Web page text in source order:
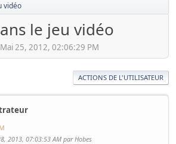
vidéo
le jeu vidéo
25, 2012, 02:06:29 PM
ACTIONS DE L'UTILISATEUR
2013, 07:03:53 AM par Hobes